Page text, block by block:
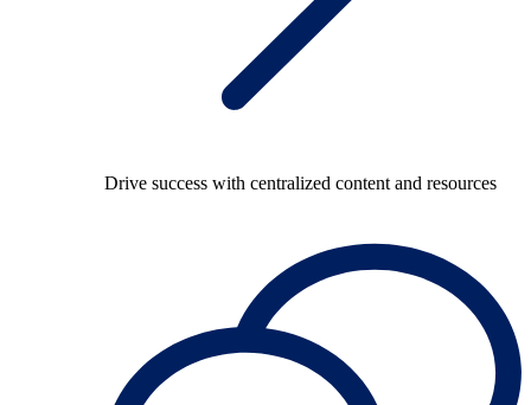
Drive success with centralized content and resources